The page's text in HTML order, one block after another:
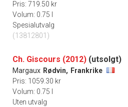
Pris: 719.50 kr
Volum: 0.75 l
Spesialutvalg
(13812801)
Ch. Giscours (2012) (utsolgt)
Margaux Rødvin, Frankrike
Pris: 1059.30 kr
Volum: 0.75 l
Uten utvalg